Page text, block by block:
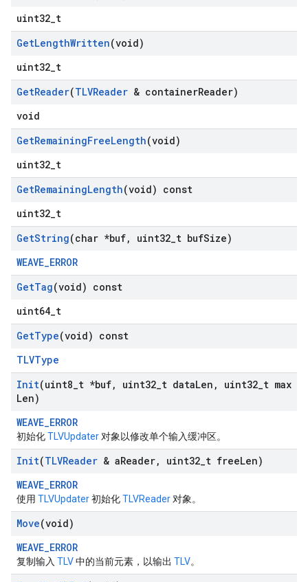
uint32_t
GetLengthWritten(void)
uint32_t
GetReader(TLVReader & containerReader)
void
GetRemainingFreeLength(void)
uint32_t
GetRemainingLength(void) const
uint32_t
GetString(char *buf, uint32 t bufSize)
WEAVE_ERROR
GetTag(void) const
uint64_t
GetType(void) const
TLVType
Init(uint8 t *buf, uint32 t dataLen , uint32 t max
Len)
WEAVE_ERROR
初始化TLVUpdater 对象以修改单个输入缓冲区。
Init(TLVReader & aReader, uint32 t freeLen)
WEAVE_ERROR
使用 TLVUpdater初始化TLVReader 对象。
Move(void)
WEAVE_ERROR
复制输入 TLV中的当前元素，以输出 TLV。